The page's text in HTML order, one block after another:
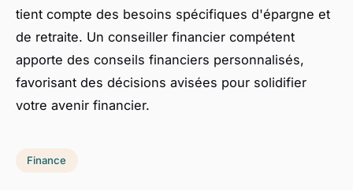
tient compte des besoins spécifiques d'épargne et
de retraite. Un conseiller financier compétent
apporte des conseils financiers personnalisés,
favorisant des décisions avisées pour solidifier
votre avenir financier.
Finance